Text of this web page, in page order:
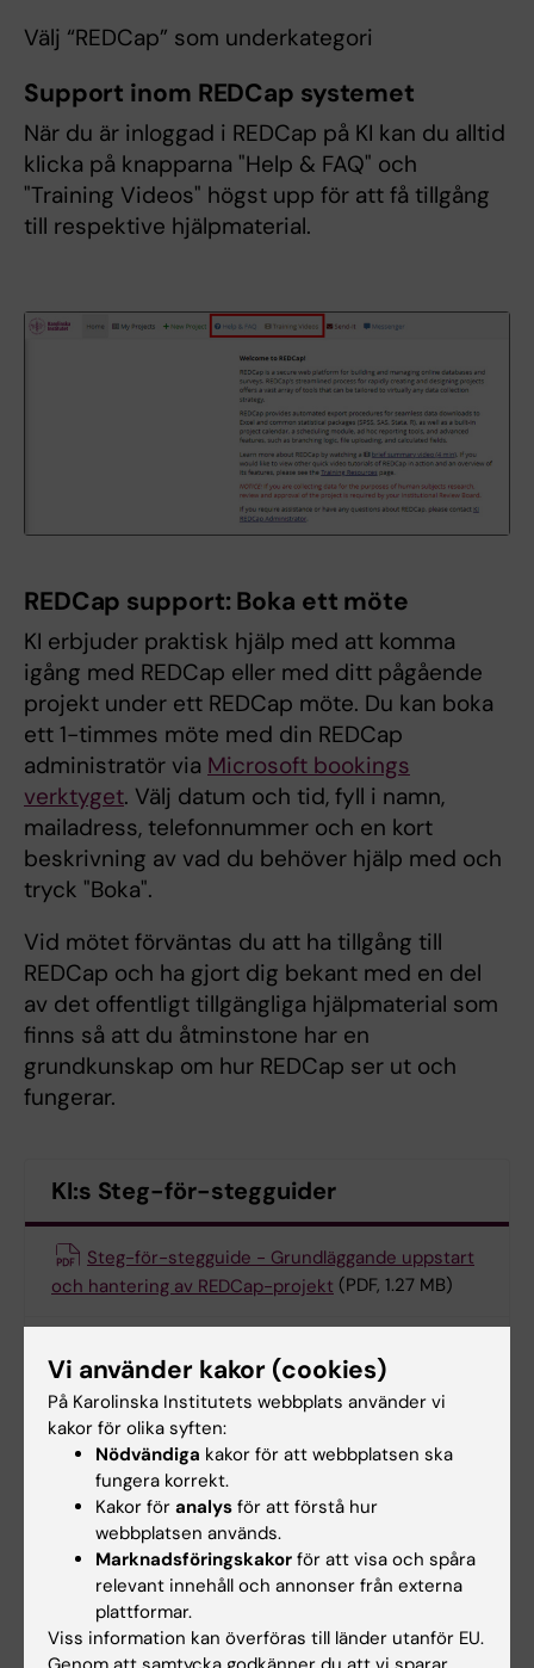
Välj “REDCap” som underkategori
Support inom REDCap systemet
När du är inloggad i REDCap på KI kan du alltid
klicka på knapparna "Help & FAQ" och
"Training Videos" högst upp för att få tillgång
till respektive hjälpmaterial.
REDCap support: Boka ett möte
KI erbjuder praktisk hjälp med att komma
igång med REDCap eller med ditt pågående
projekt under ett REDCap möte. Du kan boka
ett 1-timmes möte med din REDCap
administratör via Microsoft bookings
verktyget. Välj datum och tid, fyll i namn,
mailadress, telefonnummer och en kort
beskrivning av vad du behöver hjälp med och
tryck "Boka".
Vid mötet förväntas du att ha tillgång till
REDCap och ha gjort dig bekant med en del
av det offentligt tillgängliga hjälpmaterial som
finns så att du åtminstone har en
grundkunskap om hur REDCap ser ut och
fungerar.
KI:s Steg-för-stegguider
Steg-för-stegguide - Grundläggande uppstart
och hantering av REDCap-projekt (PDF, 1.27 MB)
252.45 KB)
Steg-för-stegguide – Multi-Language
Management (PDF, 748.56 KB)
Steg-för-stegguide – REDCap Mobil App
947.83 KB)
Steg-för-stegguide – MyCap
Vi använder kakor (cookies)
På Karolinska Institutets webbplats använder vi
kakor för olika syften:
Nödvändiga kakor för att webbplatsen ska
fungera korrekt.
Kakor för analys för att förstå hur
webbplatsen används.
Marknadsföringskakor för att visa och spåra
relevant innehåll och annonser från externa
plattformar.
Viss information kan överföras till länder utanför EU.